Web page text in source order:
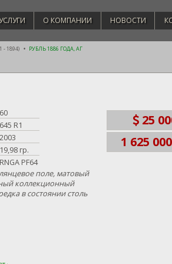
О КОМПАНИИ НОВОСТИ
- 1894) РУБЛЬ 1886 ГОДА, АГ
60
645 R1
2003
19,98 гр.
RNGA PF64
поле, матовый
коллекционный
в состоянии столь
25
1 625 000